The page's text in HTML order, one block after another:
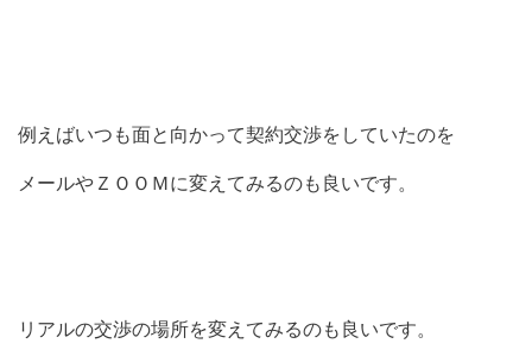
例えばいつも面と向かって契約交渉をしていたのを
メールやＺＯＯＭに変えてみるのも良いです。
リアルの交渉の場所を変えてみるのも良いです。